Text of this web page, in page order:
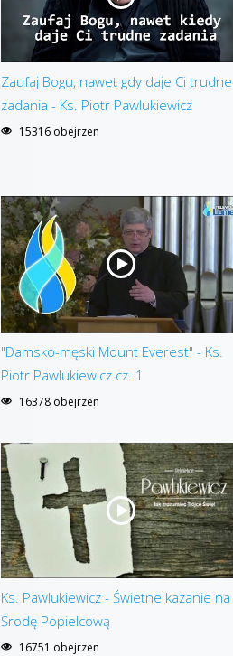
Zaufaj Bogu, nawet gdy daje Ci trudne
zadania - Ks. Piotr Pawlukiewicz
15316 obejrzen
"Damsko-męski Mount Everest" - Ks.
Piotr Pawlukiewicz cz. 1
16378 obejrzen
Ks. Pawlukiewicz - Świetne kazanie na
Środę Popielcową
16751 obejrzen